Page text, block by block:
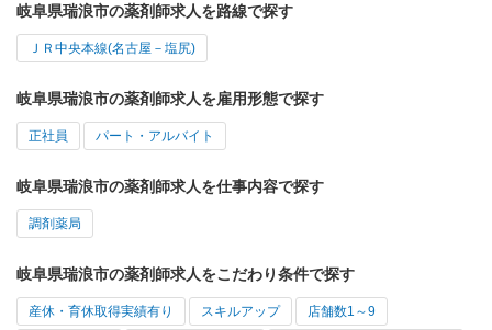
岐阜県瑞浪市の薬剤師求人を路線で探す
ＪＲ中央本線(名古屋－塩尻)
岐阜県瑞浪市の薬剤師求人を雇用形態で探す
正社員 パート・アルバイト
岐阜県瑞浪市の薬剤師求人を仕事内容で探す
調剤薬局
岐阜県瑞浪市の薬剤師求人をこだわり条件で探す
産休・育休取得実績有り スキルアップ 店舗数1～9